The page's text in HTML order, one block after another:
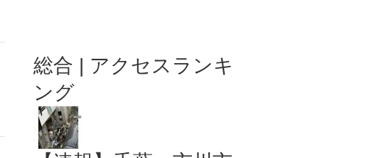
総合 | アクセスランキ
ング